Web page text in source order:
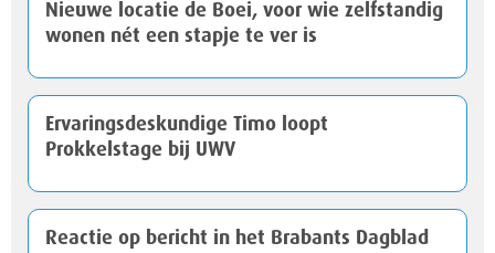
Nieuwe locatie de Boei, voor wie zelfstandig
wonen nét een stapje te ver is
Ervaringsdeskundige Timo loopt
Prokkelstage bij UWV
Reactie op bericht in het Brabants Dagblad